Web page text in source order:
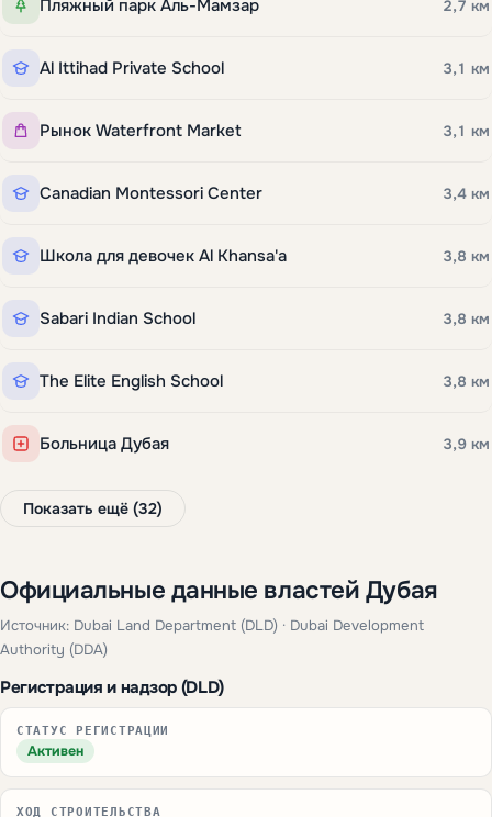
Пляжный парк Аль-Мамзар 2,7 км
Al Ittihad Private School 3,1 км
Рынок Waterfront Market 3,1 км
Canadian Montessori Center 3,4 км
Школа для девочек Al Khansa'a 3,8 км
Sabari Indian School 3,8 км
The Elite English School 3,8 км
Больница Дубая 3,9 км
Показать ещё (32)
Официальные данные властей Дубая
Источник: Dubai Land Department (DLD) · Dubai Development
Authority (DDA)
Регистрация и надзор (DLD)
СТАТУС РЕГИСТРАЦИИ
Активен
ХОД СТРОИТЕЛЬСТВА